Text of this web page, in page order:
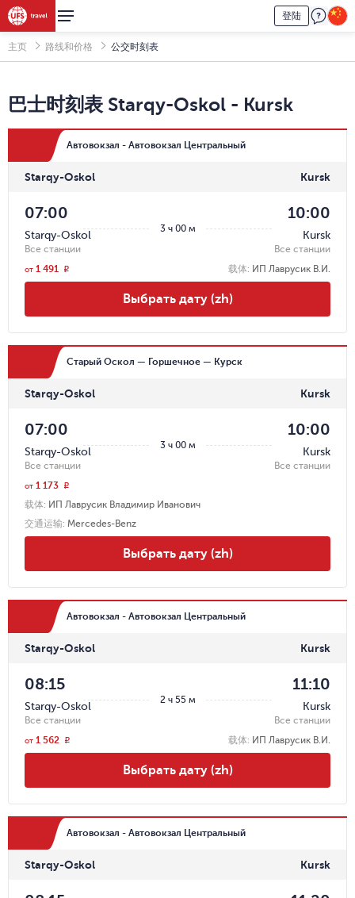
登陆
主页 路线和价格 公交时刻表
巴士时刻表 Starqy-Oskol - Kursk
Автовокзал - Автовокзал Центральный
Starqy-Oskol Kursk
3 ч 00 м
07:00
Starqy-Oskol
Все станции
10:00
Kursk
Все станции
载体: ИП Лаврусик В.И.
от 1 491 r
Выбрать дату (zh)
Старый Оскол — Горшечное — Курск
Starqy-Oskol Kursk
3 ч 00 м
07:00
Starqy-Oskol
Все станции
10:00
Kursk
Все станции
载体: ИП Лаврусик Владимир Иванович
交通运输: Mercedes-Benz
от 1 173 r
Выбрать дату (zh)
Автовокзал - Автовокзал Центральный
Starqy-Oskol Kursk
2 ч 55 м
08:15
Starqy-Oskol
Все станции
11:10
Kursk
Все станции
载体: ИП Лаврусик В.И.
от 1 562 r
Выбрать дату (zh)
Автовокзал - Автовокзал Центральный
Starqy-Oskol Kursk